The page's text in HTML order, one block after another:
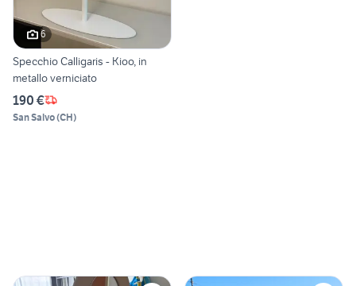
6
Specchio Calligaris - Kioo, in
metallo verniciato
190 €
San Salvo(CH)